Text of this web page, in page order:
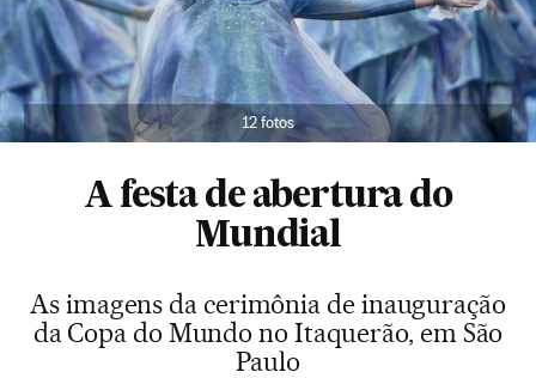
12 fotos
A festa de abertura do
Mundial
As imagens da cerimônia de inauguração
da Copa do Mundo no Itaquerão, em São
Paulo